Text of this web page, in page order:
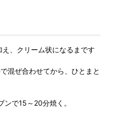
、クリーム状になるまです
混ぜ合わせてから、ひとまと
で15～20分焼く。